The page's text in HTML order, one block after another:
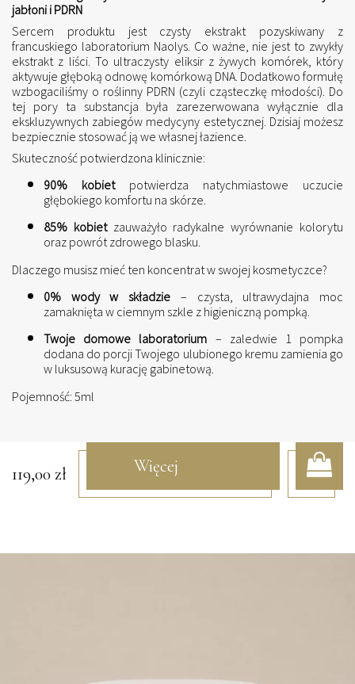
jabłoni i PDRN
Sercem produktu jest czysty ekstrakt pozyskiwany z
francuskiego laboratorium Naolys. Co ważne, nie jest to zwykły
ekstrakt z liści. To ultraczysty eliksir z żywych komórek, który
aktywuje głęboką odnowę komórkową DNA. Dodatkowo formułę
wzbogaciliśmy o roślinny PDRN (czyli cząsteczkę młodości). Do
tej pory ta substancja była zarezerwowana wyłącznie dla
ekskluzywnych zabiegów medycyny estetycznej. Dzisiaj możesz
bezpiecznie stosować ją we własnej łazience.
Skuteczność potwierdzona klinicznie:
90% kobietpotwierdza natychmiastowe uczucie
głębokiego komfortu na skórze.
85% kobietzauważyło radykalne wyrównanie kolorytu
oraz powrót zdrowego blasku.
Dlaczego musisz mieć ten koncentrat w swojej kosmetyczce?
0% wody w składzie – czysta, ultrawydajna moc
zamaknięta w ciemnym szkle z higieniczną pompką.
Twoje domowe laboratorium – zaledwie 1 pompka
dodana do porcji Twojego ulubionego kremu zamienia go
w luksusową kurację gabinetową.
Pojemność: 5ml
119,00 zł Więcej